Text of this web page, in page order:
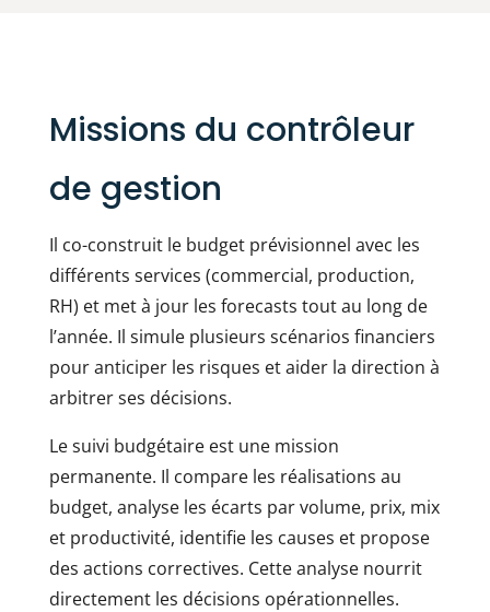
Missions du contrôleur
de gestion
Il co-construit le budget prévisionnel avec les
différents services (commercial, production,
RH) et met à jour les forecasts tout au long de
l’année. Il simule plusieurs scénarios financiers
pour anticiper les risques et aider la direction à
arbitrer ses décisions.
Le suivi budgétaire est une mission
permanente. Il compare les réalisations au
budget, analyse les écarts par volume, prix, mix
et productivité, identifie les causes et propose
des actions correctives. Cette analyse nourrit
directement les décisions opérationnelles.